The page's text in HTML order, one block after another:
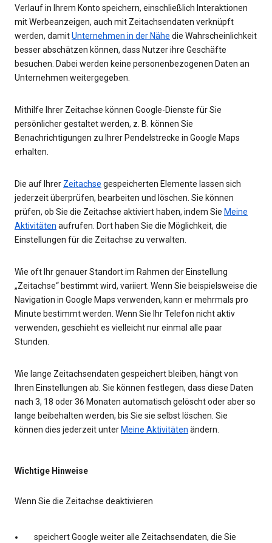
Verlauf in Ihrem Konto speichern, einschließlich Interaktionen
mit Werbeanzeigen, auch mit Zeitachsendaten verknüpft
werden, damitUnternehmen in der Nähe die Wahrscheinlichkeit
besser abschätzen können, dass Nutzer ihre Geschäfte
besuchen. Dabei werden keine personenbezogenen Daten an
Unternehmen weitergegeben.
Mithilfe Ihrer Zeitachse können Google-Dienste für Sie
persönlicher gestaltet werden, z. B. können Sie
Benachrichtigungen zu Ihrer Pendelstrecke in Google Maps
erhalten.
Die auf Ihrer Zeitachse gespeicherten Elemente lassen sich
jederzeit überprüfen, bearbeiten und löschen. Sie können
prüfen, ob Sie die Zeitachse aktiviert haben, indem Sie Meine
Aktivitäten aufrufen. Dort haben Sie die Möglichkeit, die
Einstellungen für die Zeitachse zu verwalten.
Wie oft Ihr genauer Standort im Rahmen der Einstellung
„Zeitachse“ bestimmt wird, variiert. Wenn Sie beispielsweise die
Navigation in Google Maps verwenden, kann er mehrmals pro
Minute bestimmt werden. Wenn Sie Ihr Telefon nicht aktiv
verwenden, geschieht es vielleicht nur einmal alle paar
Stunden.
Wie lange Zeitachsendaten gespeichert bleiben, hängt von
Ihren Einstellungen ab. Sie können festlegen, dass diese Daten
nach 3, 18 oder 36 Monaten automatisch gelöscht oder aber so
lange beibehalten werden, bis Sie sie selbst löschen. Sie
können dies jederzeit unter Meine Aktivitäten ändern.
Wichtige Hinweise
Wenn Sie die Zeitachse deaktivieren
speichert Google weiter alle Zeitachsendaten, die Sie